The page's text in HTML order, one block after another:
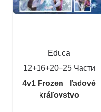
Educa
12+16+20+25 Части
4v1 Frozen - ľadové
kráľovstvo